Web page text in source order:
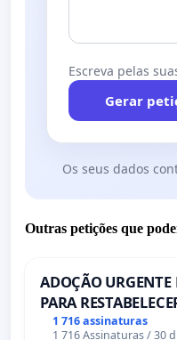
Escreva pelas
Gerar
Os seus dados
Outras petições que
ADOÇÃO URGENTE
PARA
PONTE RS-129
1 716 assinaturas
1 716 Assinaturas / 30